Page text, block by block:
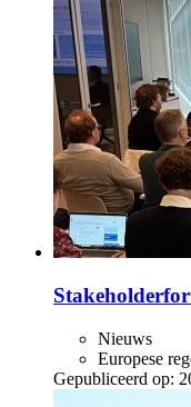
Nieuws
Europese
Gepubliceerd op: